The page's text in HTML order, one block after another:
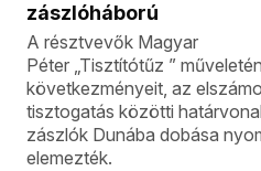
zászlóháború
A résztvevők Magyar
Péter „Tisztítótűz ”
következményeit, az
tisztogatás közötti
zászlók Dunába dobása
elemezték.